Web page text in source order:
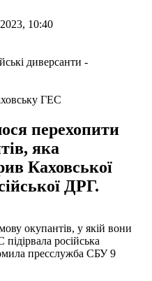
10:40
ГЕС
перехопити
яка
Каховської
ДРГ.
окупантів, у якій вони
російська
пресслужба СБУ 9